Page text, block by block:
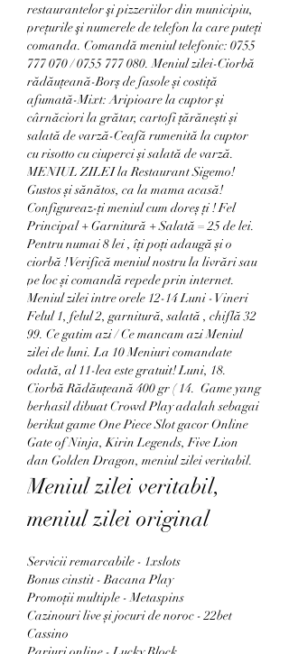
restaurantelor şi pizzeriilor din municipiu,
preţurile şi numerele de telefon la care puteţi
comanda. Comandă meniul telefonic: 0755
777 070 / 0755 777 080. Meniul zilei-Ciorbă
rădăuțeană-Borș de fasole și costiță
afumată-Mixt: Aripioare la cuptor și
cârnăciori la grătar, cartofi țărănești și
salată de varză-Ceafă rumenită la cuptor
cu risotto cu ciuperci și salată de varză.
MENIUL ZILEI la Restaurant Sigemo!
Gustos și sănătos, ca la mama acasă!
Configureaz-ți meniul cum doreș ți ! Fel
Principal + Garnitură + Salată = 25 de lei.
Pentru numai 8 lei , îți poți adaugă și o
ciorbă ! Verifică meniul nostru la livrări sau
pe loc și comandă repede prin internet.
Meniul zilei intre orele 12-14 Luni - Vineri
Felul 1, felul 2, garnitură, salată , chiflă 32
99. Ce gatim azi / Ce mancam azi Meniul
zilei de luni. La 10 Meniuri comandate
odată, al 11-lea este gratuit! Luni, 18.
Ciorbă Rădăuțeană 400 gr ( 14.  Game yang
berhasil dibuat Crowd Play adalah sebagai
berikut game One Piece Slot gacor Online
Gate of Ninja, Kirin Legends, Five Lion
dan Golden Dragon, meniul zilei veritabil.
Meniul zilei veritabil,
meniul zilei original
Servicii remarcabile - 1xslots
Bonus cinstit - Bacana Play
Promoții multiple - Metaspins
Cazinouri live și jocuri de noroc - 22bet
Cassino